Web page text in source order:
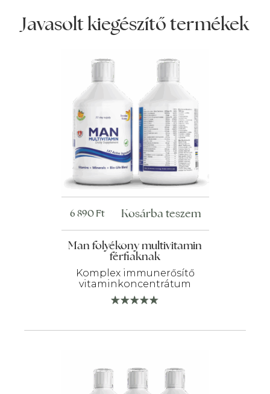
Javasolt kiegészítő termékek
Man folyékony multivitamin
férfiaknak
Komplex immunerősítő
vitaminkoncentrátum
6 890Ft Kosárba teszem